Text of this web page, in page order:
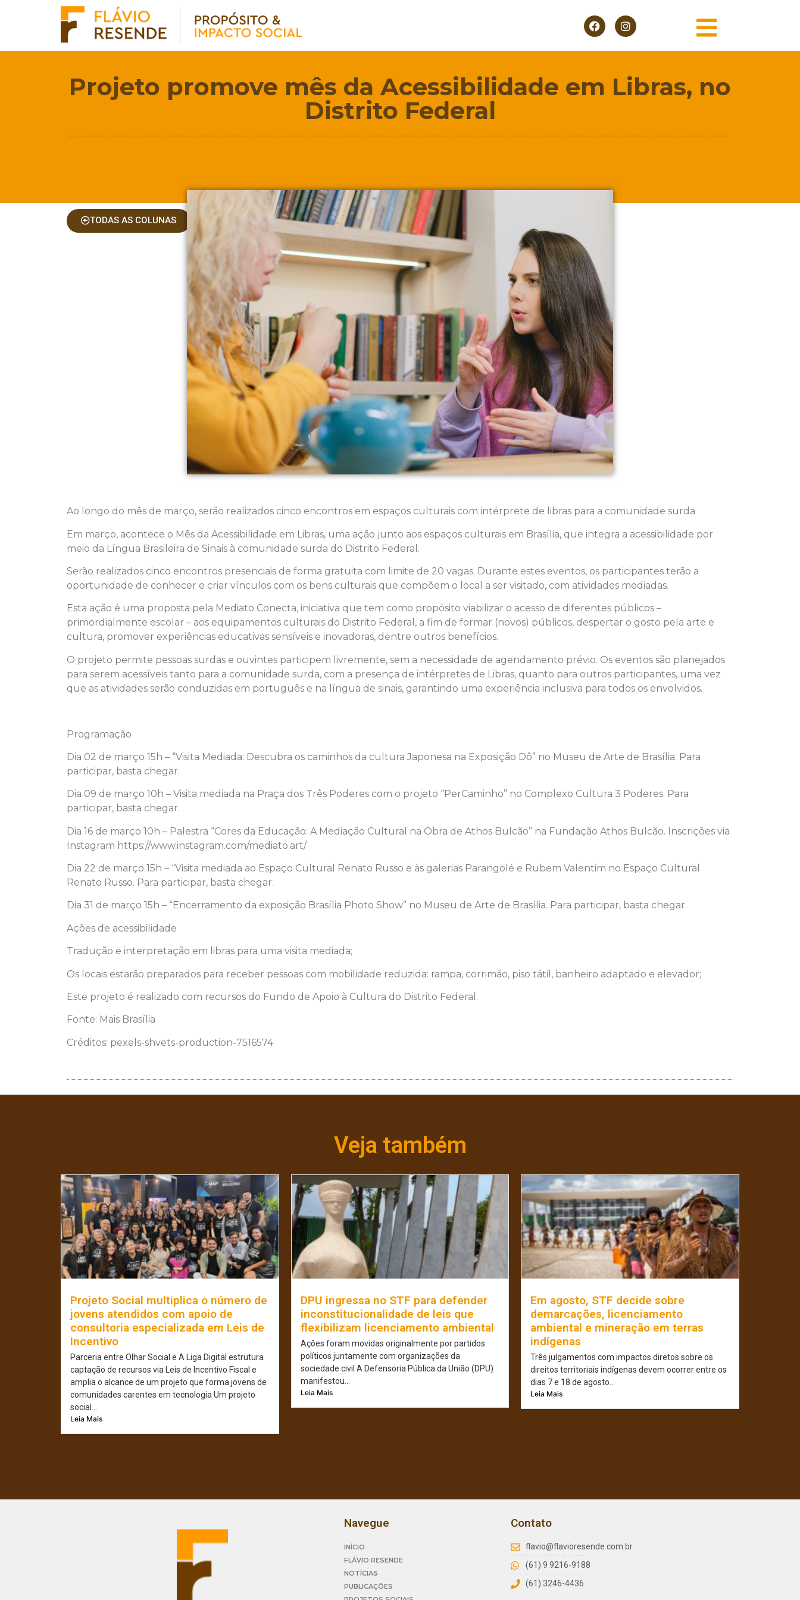
Projeto promove mês da Acessibilidade em Libras, no
Distrito Federal
TODAS AS COLUNAS
Ao longo do mês de março, serão realizados cinco encontros em espaços culturais com intérprete de libras para a comunidade surda
Em março, acontece o Mês da Acessibilidade em Libras, uma ação junto aos espaços culturais em Brasília, que integra a acessibilidade por
meio da Língua Brasileira de Sinais à comunidade surda do Distrito Federal.
Serão realizados cinco encontros presenciais de forma gratuita com limite de 20 vagas. Durante estes eventos, os participantes terão a
oportunidade de conhecer e criar vínculos com os bens culturais que compõem o local a ser visitado, com atividades mediadas.
Esta ação é uma proposta pela Mediato Conecta, iniciativa que tem como propósito viabilizar o acesso de diferentes públicos –
primordialmente escolar – aos equipamentos culturais do Distrito Federal, a fim de formar (novos) públicos, despertar o gosto pela arte e
cultura, promover experiências educativas sensíveis e inovadoras, dentre outros benefícios.
O projeto permite pessoas surdas e ouvintes participem livremente, sem a necessidade de agendamento prévio. Os eventos são planejados
para serem acessíveis tanto para a comunidade surda, com a presença de intérpretes de Libras, quanto para outros participantes, uma vez
que as atividades serão conduzidas em português e na língua de sinais, garantindo uma experiência inclusiva para todos os envolvidos.
Programação
Dia 02 de março 15h – “Visita Mediada: Descubra os caminhos da cultura Japonesa na Exposição Dô” no Museu de Arte de Brasília. Para
participar, basta chegar.
Dia 09 de março 10h – Visita mediada na Praça dos Três Poderes com o projeto “PerCaminho” no Complexo Cultura 3 Poderes. Para
participar, basta chegar.
Dia 16 de março 10h – Palestra “Cores da Educação: A Mediação Cultural na Obra de Athos Bulcão” na Fundação Athos Bulcão. Inscrições via
Instagram https://www.instagram.com/mediato.art/
Dia 22 de março 15h – “Visita mediada ao Espaço Cultural Renato Russo e às galerias Parangolé e Rubem Valentim no Espaço Cultural
Renato Russo. Para participar, basta chegar.
Dia 31 de março 15h – “Encerramento da exposição Brasília Photo Show” no Museu de Arte de Brasília. Para participar, basta chegar.
Ações de acessibilidade
Tradução e interpretação em libras para uma visita mediada;
Os locais estarão preparados para receber pessoas com mobilidade reduzida: rampa, corrimão, piso tátil, banheiro adaptado e elevador;
‌Este projeto é realizado com recursos do Fundo de Apoio à Cultura do Distrito Federal.
Fonte: Mais Brasília
Créditos: pexels-shvets-production-7516574
Veja também
Projeto Social multiplica o número de
jovens atendidos com apoio de
consultoria especializada em Leis de
Incentivo
Parceria entre Olhar Social e A Liga Digital estrutura
captação de recursos via Leis de Incentivo Fiscal e
amplia o alcance de um projeto que forma jovens de
comunidades carentes em tecnologia Um projeto
social...
Leia Mais
DPU ingressa no STF para defender
inconstitucionalidade de leis que
flexibilizam licenciamento ambiental
Ações foram movidas originalmente por partidos
políticos juntamente com organizações da
sociedade civil A Defensoria Pública da União (DPU)
manifestou...
Leia Mais
Em agosto, STF decide sobre
demarcações, licenciamento
ambiental e mineração em terras
indígenas
Três julgamentos com impactos diretos sobre os
direitos territoriais indígenas devem ocorrer entre os
dias 7 e 18 de agosto...
Leia Mais
Navegue
INÍCIO
FLÁVIO RESENDE
NOTÍCIAS
PUBLICAÇÕES
Contato
flavio@flavioresende.com.br
(61) 9 9216-9188
(61) 3246-4436